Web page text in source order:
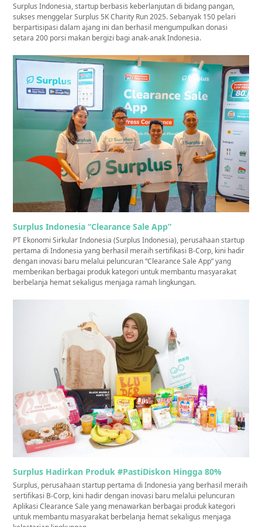
Surplus Indonesia, startup berbasis keberlanjutan di bidang pangan,
sukses menggelar Surplus 5K Charity Run 2025. Sebanyak 150 pelari
berpartisipasi dalam ajang ini dan berhasil mengumpulkan donasi
setara 200 porsi makan bergizi bagi anak-anak Indonesia.
Surplus Indonesia “Clearance Sale App”
PT Ekonomi Sirkular Indonesia (Surplus Indonesia), perusahaan startup
pertama di Indonesia yang berhasil meraih sertifikasi B-Corp, kini hadir
dengan inovasi baru melalui peluncuran “Clearance Sale App” yang
memberikan berbagai produk kategori untuk membantu masyarakat
berbelanja hemat sekaligus menjaga ramah lingkungan.
Surplus Hadirkan Produk #PastiDiskon Hingga 80%
Surplus, perusahaan startup pertama di Indonesia yang berhasil meraih
sertifikasi B-Corp, kini hadir dengan inovasi baru melalui peluncuran
Aplikasi Clearance Sale yang menawarkan berbagai produk kategori
untuk membantu masyarakat berbelanja hemat sekaligus menjaga